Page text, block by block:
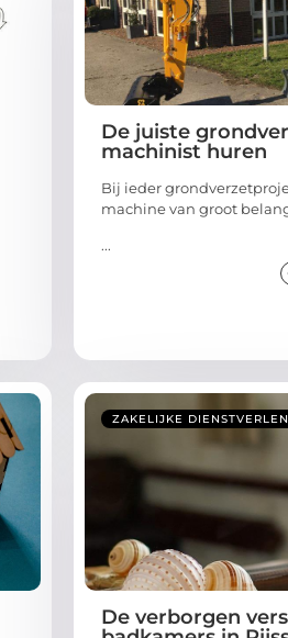
De juiste
machinist huren
Bij ieder
machine van groot
...
ZAKELIJKE
De verborgen